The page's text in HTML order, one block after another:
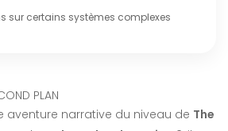
sur certains systèmes complexes
PLAN
aventure narrative du niveau de The